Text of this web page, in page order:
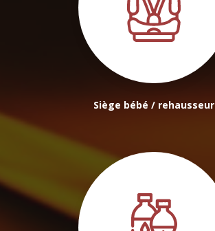
Siège bébé / rehausseur